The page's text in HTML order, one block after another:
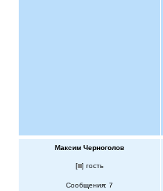
Максим Черноголов
[ ] гость
Сообщения: 7